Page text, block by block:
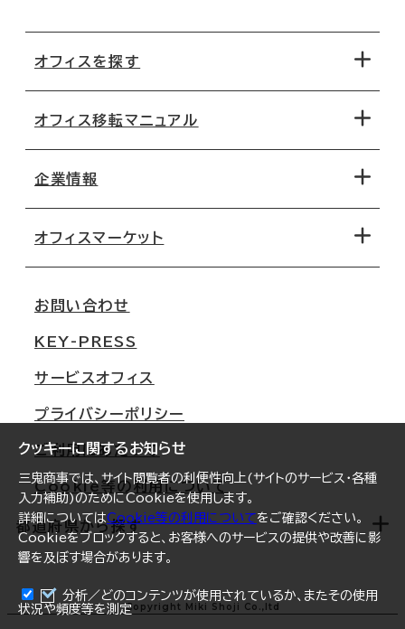
クッキーに関するお知らせ
三鬼商事では、サイト閲覧者の利便性向上(サイトのサービス・各種
入力補助)のためにCookieを使用します。
詳細についてはCookie等の利用についてをご確認ください。
Cookieをブロックすると、お客様へのサービスの提供や改善に影
響を及ぼす場合があります。
分析／どのコンテンツが使用されているか、またその使用
状況や頻度等を測定
オフィスを探す
地図から探す
路線・駅から探す
オフィス移転マニュアル
移転コストシミュレーション
移転スケジュール
オフィス移転Q&A
企業情報
オフィスマーケット
大阪
名古屋
札幌
仙台
横浜
福岡
オフィスリポート
ログイン
お問い合わせ
KEY-PRESS
サービスオフィス
プライバシーポリシー
ご利用にあたって
Cookie等の利用について
都道府県から探す
北海道 Copyright Miki Shoji Co.,ltd